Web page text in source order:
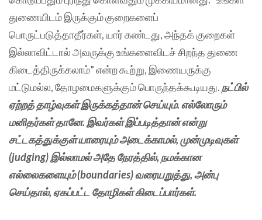
துணையிடம் இருக்கும் குறைகளைப்
பொருட்படுத்தாதீர்கள், யார் கண்டது, அந்தக் குறைகள்
இல்லாவிட்டால் அவருக்கு உங்களைவிடச் சிறந்த துணை
கிடைத்திருக்கலாம்” என்ற கூற்று, இணையருக்கு
மட்டுமல்ல, தோழமைகளுக்கும் பொருந்தக்கூடியது. நட்பில்
ஏற்றத் தாழ்வுகள் இருக்கத்தான் செய்யும். எல்லோரும்
மனிதர்கள் தானே. இவர்கள் இப்படித்தான் என்று
சட்டகத்துக்குள் யாரையும் அடைக்காமல், முன்முடிவுகள்
(judging) இல்லாமல் அதே நேரத்தில், நமக்கான
எல்லைகளையும் (boundaries) வரையறுத்து, அன்பு
செய்தால், ஏகப்பட்ட தோழிகள் கிடைப்பார்கள்.